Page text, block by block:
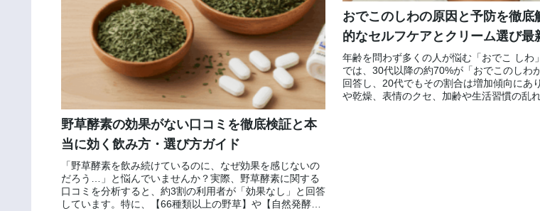
野草酵素の効果がない口コミを徹底検証と本
当に効く飲み方・選び方ガイド
「野草酵素を飲み続けているのに、なぜ効果を感じないの
だろう…」と悩んでいませんか？実際、野草酵素に関する
口コミを分析すると、約3割の利用者が「効果なし」と回答
しています。特に、【66種類以上の野草】や【自然発酵】
おでこのしわの原因と予防を徹底
的なセルフケアとクリーム選び最
年齢を問わず多くの人が悩む「おでこ しわ
では、30代以降の約70%が「おでこのしわ
回答し、20代でもその割合は増加傾向にあ
や乾燥、表情のクセ、加齢や生活習慣の乱